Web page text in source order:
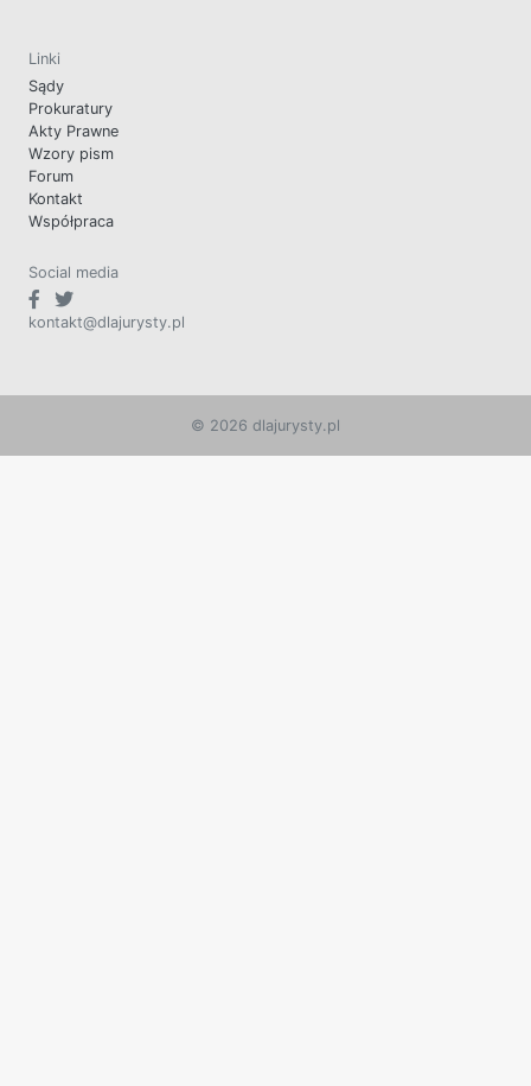
Linki
Sądy
Prokuratury
Akty Prawne
Wzory pism
Forum
Kontakt
Współpraca
Social media
kontakt@dlajurysty.pl
© 2026 dlajurysty.pl